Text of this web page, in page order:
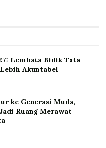
Lembata Bidik Tata
Akuntabel
ke Generasi Muda,
Ruang Merawat